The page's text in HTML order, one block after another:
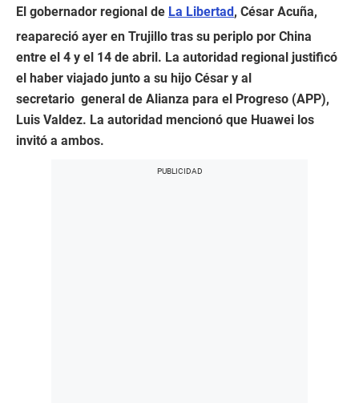
El gobernador regional de La Libertad , César Acuña,
reapareció ayer en Trujillo tras su periplo por China
entre el 4 y el 14 de abril. La autoridad regional justificó
el haber viajado junto a su hijo César y al
secretario general de Alianza para el Progreso (APP),
Luis Valdez. La autoridad mencionó que Huawei los
invitó a ambos.